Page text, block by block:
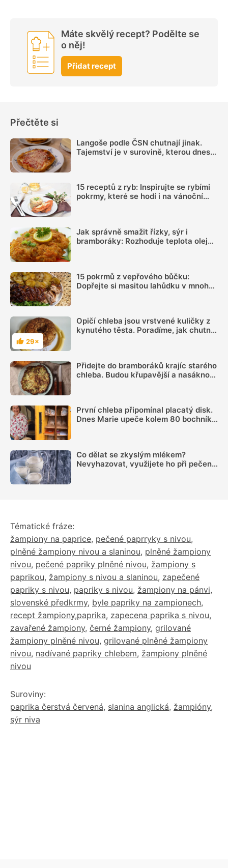
Máte skvělý recept? Podělte se
o něj!
Přidat recept
Přečtěte si
Langoše podle ČSN chutnají jinak.
Tajemství je v surovině, kterou dnes
15 receptů z ryb: Inspirujte se rybími
pokrmy, které se hodí i na vánoční
Jak správně smažit řízky, sýr i
bramboráky: Rozhoduje teplota oleje,
15 pokrmů z vepřového bůčku:
Dopřejte si masitou lahůdku v mnoha
Hodnocení
29×
Opičí chleba jsou vrstvené kuličky z
kynutého těsta. Poradíme, jak chutný
Přidejte do bramboráků krajíc starého
chleba. Budou křupavější a nasáknou
První chleba připomínal placatý disk.
Dnes Marie upeče kolem 80 bochníků
Co dělat se zkyslým mlékem?
Nevyhazovat, využijete ho při pečení i
Tématické fráze:
žampiony na paprice, pečené paprryky s nivou,
plněné žampiony nivou a slaninou, plněné žampiony
nivou, pečené papriky plněné nivou, žampiony s
paprikou, žampiony s nivou a slaninou, zapečené
papriky s nivou, papriky s nivou, žampiony na pánvi,
slovenské předkrmy, byle papriky na zampionech,
recept žampiony,paprika, zapecena paprika s nivou,
zavařené žampiony, černé žampiony, grilované
žampiony plněné nivou, grilované plněné žampiony
nivou, nadívané papriky chlebem, žampiony plněné
nivou
Suroviny:
paprika čerstvá červená, slanina anglická, žampióny,
sýr niva